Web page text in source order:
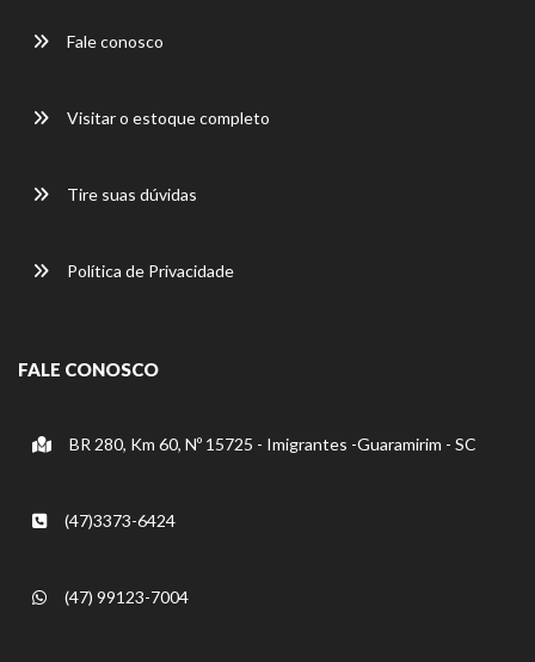
Fale conosco
Visitar o estoque completo
Tire suas dúvidas
Política de Privacidade
FALE CONOSCO
BR 280, Km 60, Nº 15725 - Imigrantes -Guaramirim - SC
(47)3373-6424
(47) 99123-7004